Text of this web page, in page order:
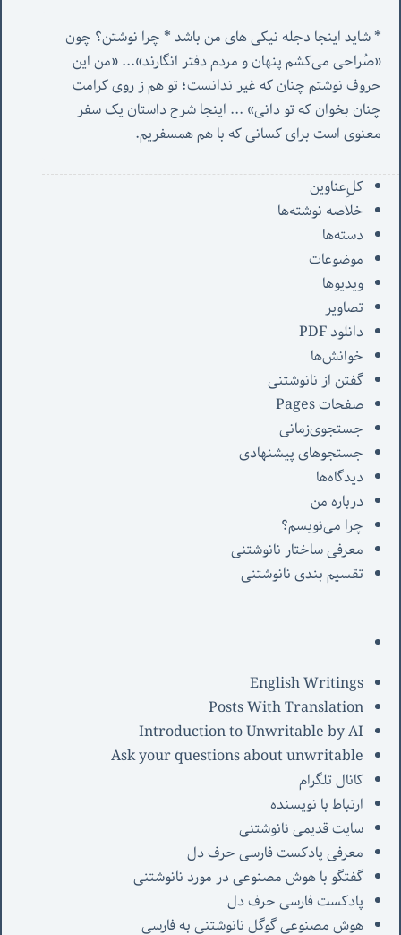
«صُراحی می‌کشم پنهان‌ و مردم‌ دفتر انگارند»... «
چنان بخوان که تو دانی» ...
معنوی است برای کسانی که با هم همسفریم.
کل‌ِعناوین
خلاصه نوشته‌ها
دسته‌ها
موضوعات
ویدیوها
تصاویر
دانلود PDF
خوانش‌ها
گفتن از نانوشتنی
صفحات Pages
جستجوی‌زمانی
جستجوهای پیشنهادی
دیدگاه‌ها
درباره من
چرا می‌نویسم؟
معرفی‌ ساختار نانوشتنی
تقسیم بندی نانوشتنی
English Writings
Posts With Translation
Introduction to Unwritable by AI
Ask your questions about unwritable
کانال تلگرام
ارتباط با نویسنده
سایت قدیمی نانوشتنی
معرفی پادکست فارسی حرف دل
گفتگو با هوش مصنوعی در مورد نانوشتنی
پادکست فارسی حرف دل
هوش مصنوعی گوگل نانوشتنی به فارسی